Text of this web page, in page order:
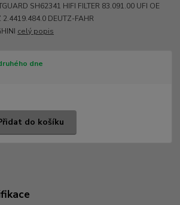
SH62341 HIFI FILTER 83.091.00 UFI OE
DEUTZ-FAHR
celý popis
dne
do košíku